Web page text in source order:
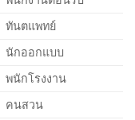
ทันตแพทย์
นักออกแบบ
พนักโรงงาน
คนสวน